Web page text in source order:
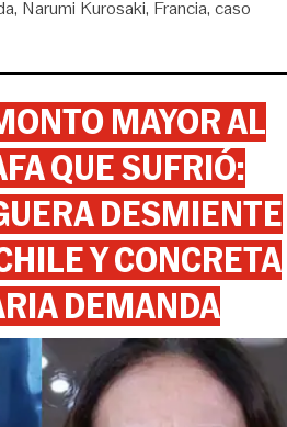
Narumi Kurosaki Francia caso
MAYOR AL
QUE SUFRIÓ:
DESMIENTE
Y CONCRETA
DEMANDA